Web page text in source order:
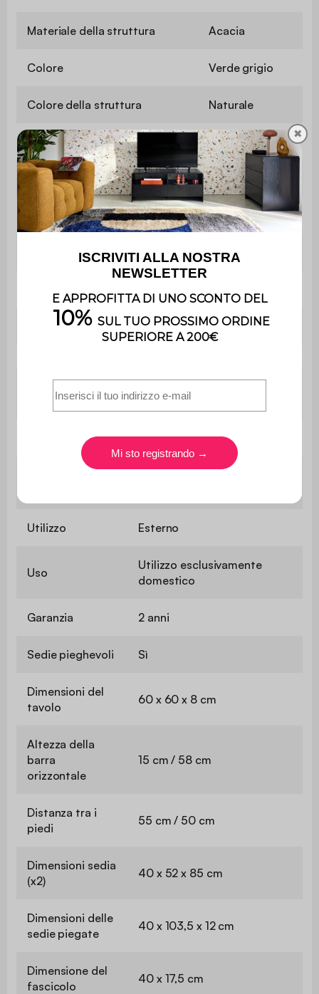
Materiale della struttura Acacia
Colore Verde grigio
Colore della struttura Naturale
Altezza della seduta 44 cm
Lunghezza della sedia 40 cm
Altezza della sedia 85 cm
Lunghezza del tavolo 60 cm
Contiene legno Sì
Peso massimo
supportato
110 kg per sedile
13 kg
Utilizzo Esterno
Uso
Utilizzo esclusivamente
domestico
Garanzia 2 anni
Sedie pieghevoli Sì
Dimensioni del
tavolo
60 x 60 x 8 cm
Altezza della
barra
orizzontale
15 cm / 58 cm
Distanza tra i
piedi
55 cm / 50 cm
Dimensioni sedia
(x2)
40 x 52 x 85 cm
Dimensioni delle
sedie piegate
40 x 103,5 x 12 cm
Dimensione del
fascicolo
40 x 17,5 cm
✖